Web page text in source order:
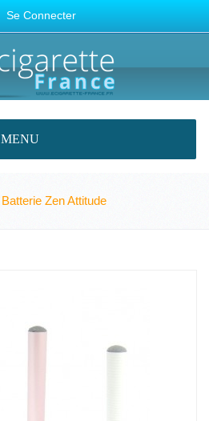
Se Connecter
MENU
Batterie Zen Attitude